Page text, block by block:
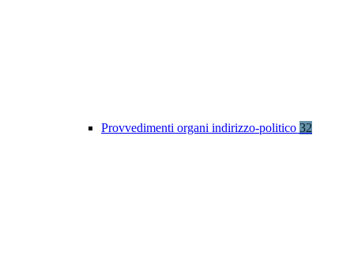
Provvedimenti organi indirizzo-politico 32